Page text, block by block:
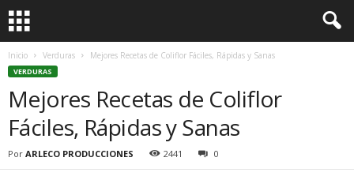
Inicio Verduras Mejores Recetas de Coliflor Fáciles, Rápidas y Sanas
VERDURAS
Mejores Recetas de Coliflor
Fáciles, Rápidas y Sanas
Por ARLECO PRODUCCIONES 2441 0